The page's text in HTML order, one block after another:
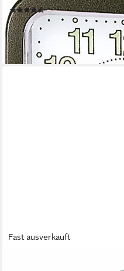
(20)
12,90 €
lieferbar - in 2-3 Werktagen bei dir
Fast ausverkauft